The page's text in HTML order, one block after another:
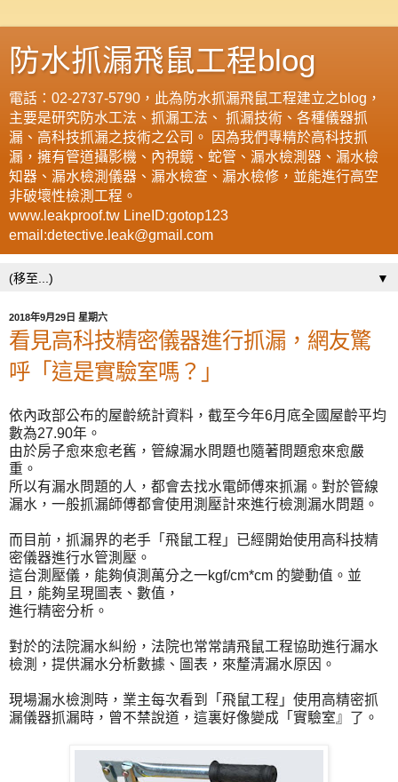
防水抓漏飛鼠工程blog
電話：02-2737-5790，此為防水抓漏飛鼠工程建立之blog，
主要是研究防水工法、抓漏工法、 抓漏技術、各種儀器抓
漏、高科技抓漏之技術之公司。 因為我們專精於高科技抓
漏，擁有管道攝影機、內視鏡、蛇管、漏水檢測器、漏水檢
知器、漏水檢測儀器、漏水檢查、漏水檢修，並能進行高空
非破壞性檢測工程。
www.leakproof.tw LineID:gotop123
email:detective.leak@gmail.com
▼
2018年9月29日 星期六
看見高科技精密儀器進行抓漏，網友驚
呼「這是實驗室嗎？」
依內政部公布的屋齡統計資料，截至今年6月底全國屋齡平均
數為27.90年。
由於房子愈來愈老舊，管線漏水問題也隨著問題愈來愈嚴
重。
所以有漏水問題的人，都會去找水電師傅來抓漏。對於管線
漏水，一般抓漏師傅都會使用測壓計來進行檢測漏水問題。
而目前，抓漏界的老手「飛鼠工程」已經開始使用高科技精
密儀器進行水管測壓。
這台測壓儀，能夠偵測萬分之一kgf/cm*cm 的變動值。並
且，能夠呈現圖表、數值，
進行精密分析。
對於的法院漏水糾紛，法院也常常請飛鼠工程協助進行漏水
檢測，提供漏水分析數據、圖表，來釐清漏水原因。
現場漏水檢測時，業主每次看到「飛鼠工程」使用高精密抓
漏儀器抓漏時，曾不禁說道，這裏好像變成「實驗室』了。